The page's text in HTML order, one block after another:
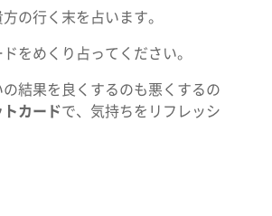
の行く末を占います。
をめくり占ってください。
結果を良くするのも悪くするの
カードで、気持ちをリフレッシ